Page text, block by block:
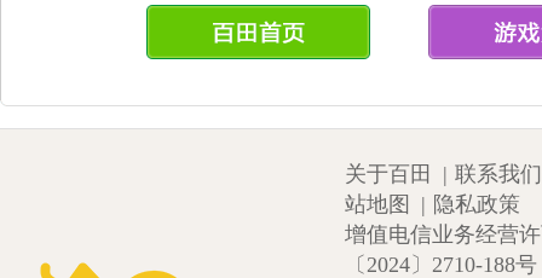
关于百田 | 联系我们
站地图
| 隐私政策
增值电信业务经营
〔2024〕2710-188号